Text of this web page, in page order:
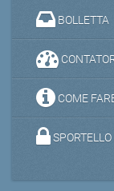
BOLLETTA
COME